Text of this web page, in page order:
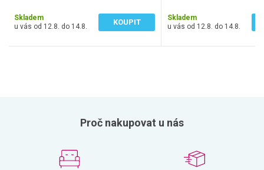
Skladem
u vás od 12.8. do 14.8.
KOUPIT
Skladem
u vás od 12.8. do 14.8.
Proč nakupovat u nás